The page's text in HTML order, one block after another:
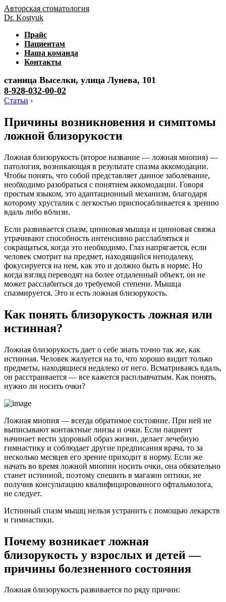
Авторская стоматология
Dr. Kostyuk
Прайс
Пациентам
Наша команда
Контакты
станица Выселки, улица Лунева, 101
8-928-032-00-02
Статьи ›
Причины возникновения и симптомы
ложной близорукости
Ложная близорукость (второе название — ложная миопия) —
патология, возникающая в результате спазма аккомодации.
Чтобы понять, что собой представляет данное заболевание,
необходимо разобраться с понятием аккомодации. Говоря
простым языком, это адаптационный механизм, благодаря
которому хрусталик с легкостью приспосабливается к зрению
вдаль либо вблизи.
Если развивается спазм, цинновая мышца и цинновая связка
утрачивают способность интенсивно расслабляться и
сокращаться, когда это необходимо. Глаз напрягается, если
человек смотрит на предмет, находящийся неподалеку,
фокусируется на нем, как это и должно быть в норме. Но
когда взгляд переводят на более отдаленный объект, он не
может расслабиться до требуемой степени. Мышца
спазмируется. Это и есть ложная близорукость.
Как понять близорукость ложная или
истинная?
Ложная близорукость дает о себе знать точно так же, как
истинная. Человек жалуется на то, что хорошо видит только
предметы, находящиеся недалеко от него. Всматриваясь вдаль,
он расстраивается — все кажется расплывчатым. Как понять,
нужно ли носить очки?
Ложная миопия — всегда обратимое состояние. При ней не
выписывают контактные линзы и очки. Если пациент
начинает вести здоровый образ жизни, делает лечебную
гимнастику и соблюдает другие предписания врача, то за
несколько месяцев его зрение приходит в норму. Если же
начать во время ложной миопии носить очки, она обязательно
станет истинной, поэтому спешить в магазин оптики, не
получив консультацию квалифицированного офтальмолога,
не следует.
Истинный спазм мышц нельзя устранить с помощью лекарств
и гимнастики.
Почему возникает ложная
близорукость у взрослых и детей —
причины болезненного состояния
Ложная близорукость развивается по ряду причин: